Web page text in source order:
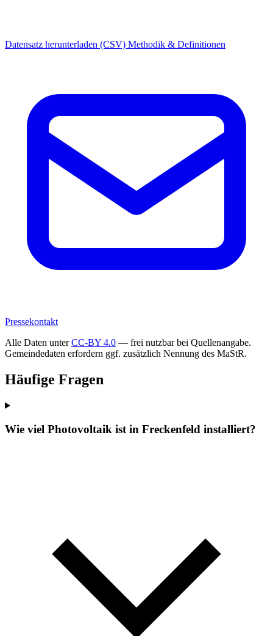
Datensatz herunterladen (CSV) Methodik & Definitionen
Pressekontakt
Alle Daten unterCC-BY 4.0 — frei nutzbar bei Quellenangabe.
Gemeindedaten erfordern ggf. zusätzlich Nennung des MaStR.
Häufige Fragen
Wie viel Photovoltaik ist in Freckenfeld installiert?